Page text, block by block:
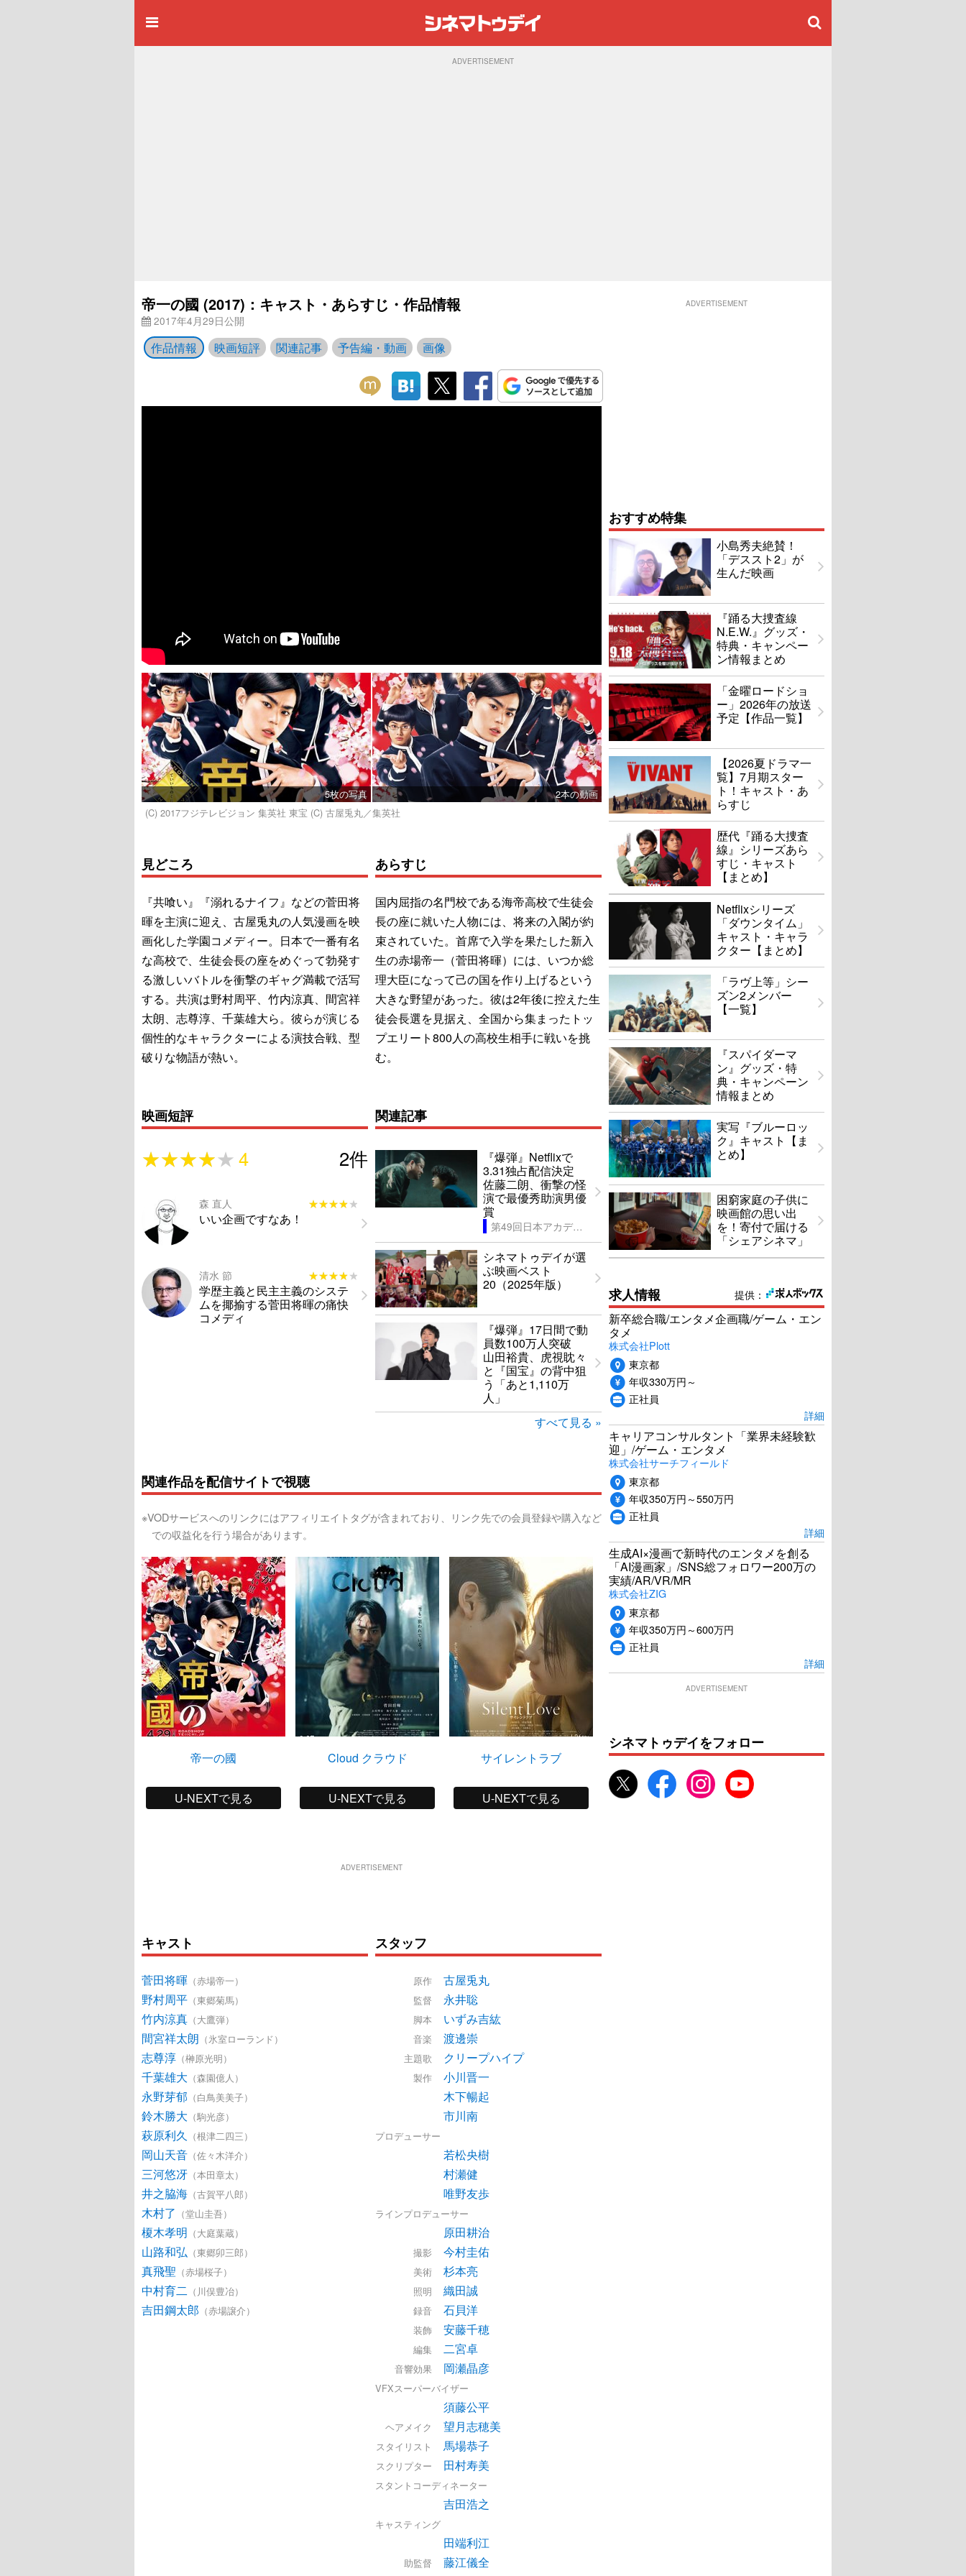
ADVERTISEMENT
帝一の國 (2017)：キャスト・あらすじ・作品情報
2017年4月29日公開
作品情報 映画短評 関連記事 予告編・動画 画像
5枚の写真
2本の動画
(C) 2017フジテレビジョン 集英社 東宝 (C) 古屋兎丸／集英社
見どころ
『共喰い』『溺れるナイフ』などの菅田将
暉を主演に迎え、古屋兎丸の人気漫画を映
画化した学園コメディー。日本で一番有名
な高校で、生徒会長の座をめぐって勃発す
る激しいバトルを衝撃のギャグ満載で活写
する。共演は野村周平、竹内涼真、間宮祥
太朗、志尊淳、千葉雄大ら。彼らが演じる
個性的なキャラクターによる演技合戦、型
破りな物語が熱い。
あらすじ
国内屈指の名門校である海帝高校で生徒会
長の座に就いた人物には、将来の入閣が約
束されていた。首席で入学を果たした新入
生の赤場帝一（菅田将暉）には、いつか総
理大臣になって己の国を作り上げるという
大きな野望があった。彼は2年後に控えた生
徒会長選を見据え、全国から集まったトッ
プエリート800人の高校生相手に戦いを挑
む。
映画短評
★★★★★
★★★★★4 2件
森 直人 ★★★★★
★★★★★
いい企画ですなあ！
清水 節 ★★★★★
★★★★★
学歴主義と民主主義のシステ
ムを揶揄する菅田将暉の痛快
コメディ
関連記事
『爆弾』Netflixで
3.31独占配信決定
佐藤二朗、衝撃の怪
演で最優秀助演男優
賞
第49回日本アカデミー賞
シネマトゥデイが選
ぶ映画ベスト
20（2025年版）
『爆弾』17日間で動
員数100万人突破
山田裕貴、虎視眈々
と『国宝』の背中狙
う「あと1,110万
人」
すべて見る »
関連作品を配信サイトで視聴
※VODサービスへのリンクにはアフィリエイトタグが含まれており、リンク先での会員登録や購入など
での収益化を行う場合があります。
帝一の國
U-NEXTで見る
Cloud クラウド
U-NEXTで見る
サイレントラブ
U-NEXTで見る
笑いのカイブツ
U-NEXTで見る
ミステリと言う勿れ
ADVERTISEMENT
キャスト
菅田将暉 （赤場帝一）
野村周平 （東郷菊馬）
竹内涼真 （大鷹弾）
間宮祥太朗 （氷室ローランド）
志尊淳 （榊原光明）
千葉雄大 （森園億人）
永野芽郁 （白鳥美美子）
鈴木勝大 （駒光彦）
萩原利久 （根津二四三）
岡山天音 （佐々木洋介）
三河悠冴 （本田章太）
井之脇海 （古賀平八郎）
木村了 （堂山圭吾）
榎木孝明 （大庭葉蔵）
山路和弘 （東郷卯三郎）
真飛聖 （赤場桜子）
中村育二 （川俣豊冶）
吉田鋼太郎 （赤場譲介）
スタッフ
原作 古屋兎丸
監督 永井聡
脚本 いずみ吉紘
音楽 渡邊崇
主題歌 クリープハイプ
製作
小川晋一
木下暢起
市川南
プロデューサー
若松央樹
村瀬健
唯野友歩
ラインプロデューサー
原田耕治
撮影 今村圭佑
美術 杉本亮
照明 織田誠
録音 石貝洋
装飾 安藤千穂
編集 二宮卓
音響効果 岡瀬晶彦
VFXスーパーバイザー
須藤公平
ヘアメイク 望月志穂美
スタイリスト 馬場恭子
スクリプター 田村寿美
スタントコーディネーター
吉田浩之
キャスティング
田端利江
助監督 藤江儀全
ADVERTISEMENT
おすすめ特集
小島秀夫絶賛！
「デススト2」が
生んだ映画
『踊る大捜査線
N.E.W.』グッズ・
特典・キャンペー
ン情報まとめ
「金曜ロードショ
ー」2026年の放送
予定【作品一覧】
【2026夏ドラマ一
覧】7月期スター
ト！キャスト・あ
らすじ
歴代『踊る大捜査
線』シリーズあら
すじ・キャスト
【まとめ】
Netflixシリーズ
「ダウンタイム」
キャスト・キャラ
クター【まとめ】
「ラヴ上等」シー
ズン2メンバー
【一覧】
『スパイダーマ
ン』グッズ・特
典・キャンペーン
情報まとめ
実写『ブルーロッ
ク』キャスト【ま
とめ】
困窮家庭の子供に
映画館の思い出
を！寄付で届ける
「シェアシネマ」
提供：
求人情報
新卒総合職/エンタメ企画職/ゲーム・エン
タメ
株式会社Plott
東京都
年収330万円～
正社員
詳細
キャリアコンサルタント「業界未経験歓
迎」/ゲーム・エンタメ
株式会社サーチフィールド
東京都
年収350万円～550万円
正社員
詳細
生成AI×漫画で新時代のエンタメを創る
「AI漫画家」/SNS総フォロワー200万の
実績/AR/VR/MR
株式会社ZIG
東京都
年収350万円～600万円
正社員
詳細
ADVERTISEMENT
シネマトゥデイをフォロー